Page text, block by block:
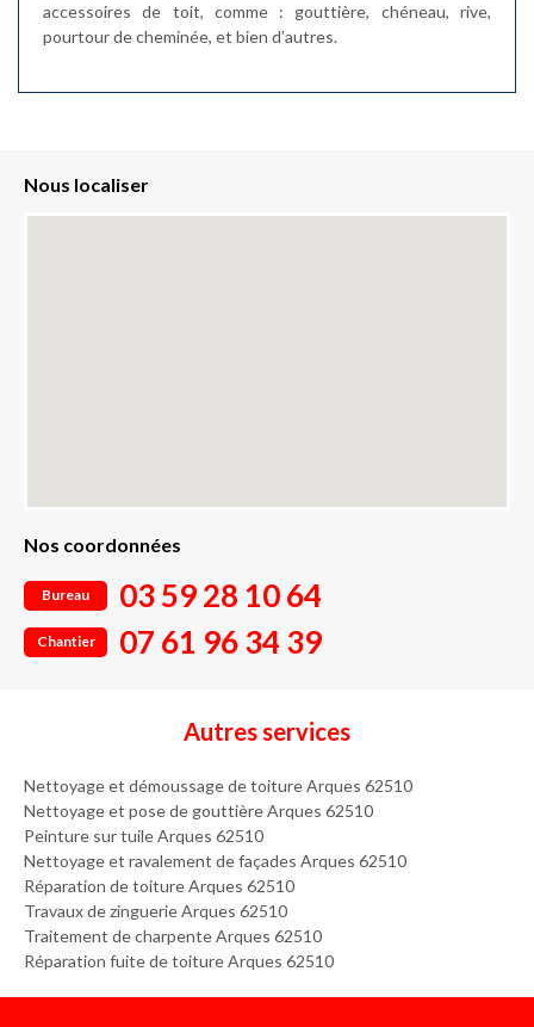
accessoires de toit, comme : gouttière, chéneau, rive,
pourtour de cheminée, et bien d’autres.
Nous localiser
Nos coordonnées
Bureau 03 59 28 10 64
Chantier 07 61 96 34 39
Autres services
Nettoyage et démoussage de toiture Arques 62510
Nettoyage et pose de gouttière Arques 62510
Peinture sur tuile Arques 62510
Nettoyage et ravalement de façades Arques 62510
Réparation de toiture Arques 62510
Travaux de zinguerie Arques 62510
Traitement de charpente Arques 62510
Réparation fuite de toiture Arques 62510